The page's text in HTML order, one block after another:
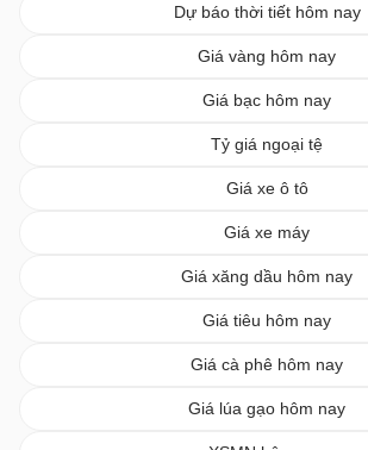
Dự báo thời tiết hôm nay
Giá vàng hôm nay
Giá bạc hôm nay
Tỷ giá ngoại tệ
Giá xe ô tô
Giá xe máy
Giá xăng dầu hôm nay
Giá tiêu hôm nay
Giá cà phê hôm nay
Giá lúa gạo hôm nay